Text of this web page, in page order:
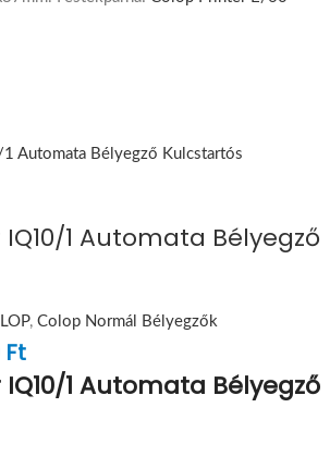
1 Automata Bélyegző
, Colop Normál Bélyegzők
Ft
1 Automata Bélyegző